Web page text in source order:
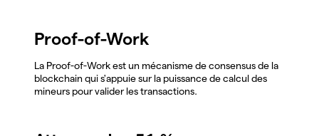
Proof-of-Work
La Proof-of-Work est un mécanisme de consensus de la
blockchain qui s'appuie sur la puissance de calcul des
mineurs pour valider les transactions.